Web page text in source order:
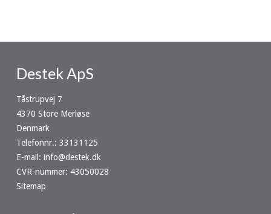
Destek ApS
Tåstrupvej 7
4370 Store Merløse
Denmark
Telefonnr.: 33131125
E-mail : info@destek.dk
CVR-nummer: 43050028
Sitemap